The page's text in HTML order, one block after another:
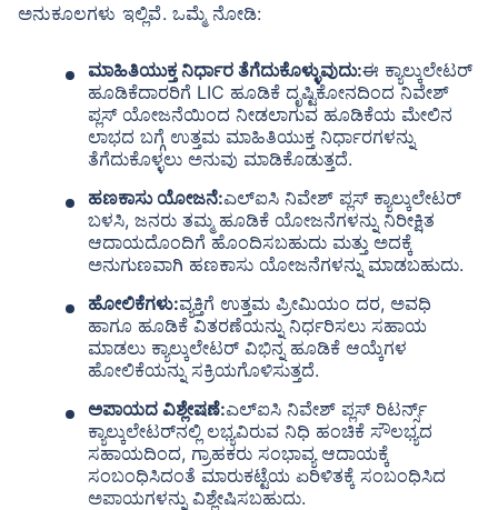
ಅನುಕೂಲಗಳು ಇಲ್ಲಿವೆ. ಒಮ್ಮೆ ನೋಡಿ:
ಮಾಹಿತಿಯುಕ್ತ ನಿರ್ಧಾರ ತೆಗೆದುಕೊಳ್ಳುವುದು:ಈ ಕ್ಯಾಲ್ಕುಲೇಟರ್
ಹೂಡಿಕೆದಾರರಿಗೆ LIC ಹೂಡಿಕೆ ದೃಷ್ಟಿಕೋನದಿಂದ ನಿವೇಶ್
ಪ್ಲಸ್ ಯೋಜನೆಯಿಂದ ನೀಡಲಾಗುವ ಹೂಡಿಕೆಯ ಮೇಲಿನ
ಲಾಭದ ಬಗ್ಗೆ ಉತ್ತಮ ಮಾಹಿತಿಯುಕ್ತ ನಿರ್ಧಾರಗಳನ್ನು
ತೆಗೆದುಕೊಳ್ಳಲು ಅನುವು ಮಾಡಿಕೊಡುತ್ತದೆ.
ಹಣಕಾಸು ಯೋಜನೆ:ಎಲ್ಐಸಿ ನಿವೇಶ್ ಪ್ಲಸ್ ಕ್ಯಾಲ್ಕುಲೇಟರ್
ಬಳಸಿ, ಜನರು ತಮ್ಮ ಹೂಡಿಕೆ ಯೋಜನೆಗಳನ್ನು ನಿರೀಕ್ಷಿತ
ಆದಾಯದೊಂದಿಗೆ ಹೊಂದಿಸಬಹುದು ಮತ್ತು ಅದಕ್ಕೆ
ಅನುಗುಣವಾಗಿ ಹಣಕಾಸು ಯೋಜನೆಗಳನ್ನು ಮಾಡಬಹುದು.
ಹೋಲಿಕೆಗಳು:ವ್ಯಕ್ತಿಗೆ ಉತ್ತಮ ಪ್ರೀಮಿಯಂ ದರ, ಅವಧಿ
ಹಾಗೂ ಹೂಡಿಕೆ ವಿತರಣೆಯನ್ನು ನಿರ್ಧರಿಸಲು ಸಹಾಯ
ಮಾಡಲು ಕ್ಯಾಲ್ಕುಲೇಟರ್ ವಿಭಿನ್ನ ಹೂಡಿಕೆ ಆಯ್ಕೆಗಳ
ಹೋಲಿಕೆಯನ್ನು ಸಕ್ರಿಯಗೊಳಿಸುತ್ತದೆ.
ಅಪಾಯದ ವಿಶ್ಲೇಷಣೆ:ಎಲ್‌ಐಸಿ ನಿವೇಶ್ ಪ್ಲಸ್ ರಿಟರ್ನ್ಸ್
ಕ್ಯಾಲ್ಕುಲೇಟರ್‌ನಲ್ಲಿ ಲಭ್ಯವಿರುವ ನಿಧಿ ಹಂಚಿಕೆ ಸೌಲಭ್ಯದ
ಸಹಾಯದಿಂದ, ಗ್ರಾಹಕರು ಸಂಭಾವ್ಯ ಆದಾಯಕ್ಕೆ
ಸಂಬಂಧಿಸಿದಂತೆ ಮಾರುಕಟ್ಟೆಯ ಏರಿಳಿತಕ್ಕೆ ಸಂಬಂಧಿಸಿದ
ಅಪಾಯಗಳನ್ನು ವಿಶ್ಲೇಷಿಸಬಹುದು.